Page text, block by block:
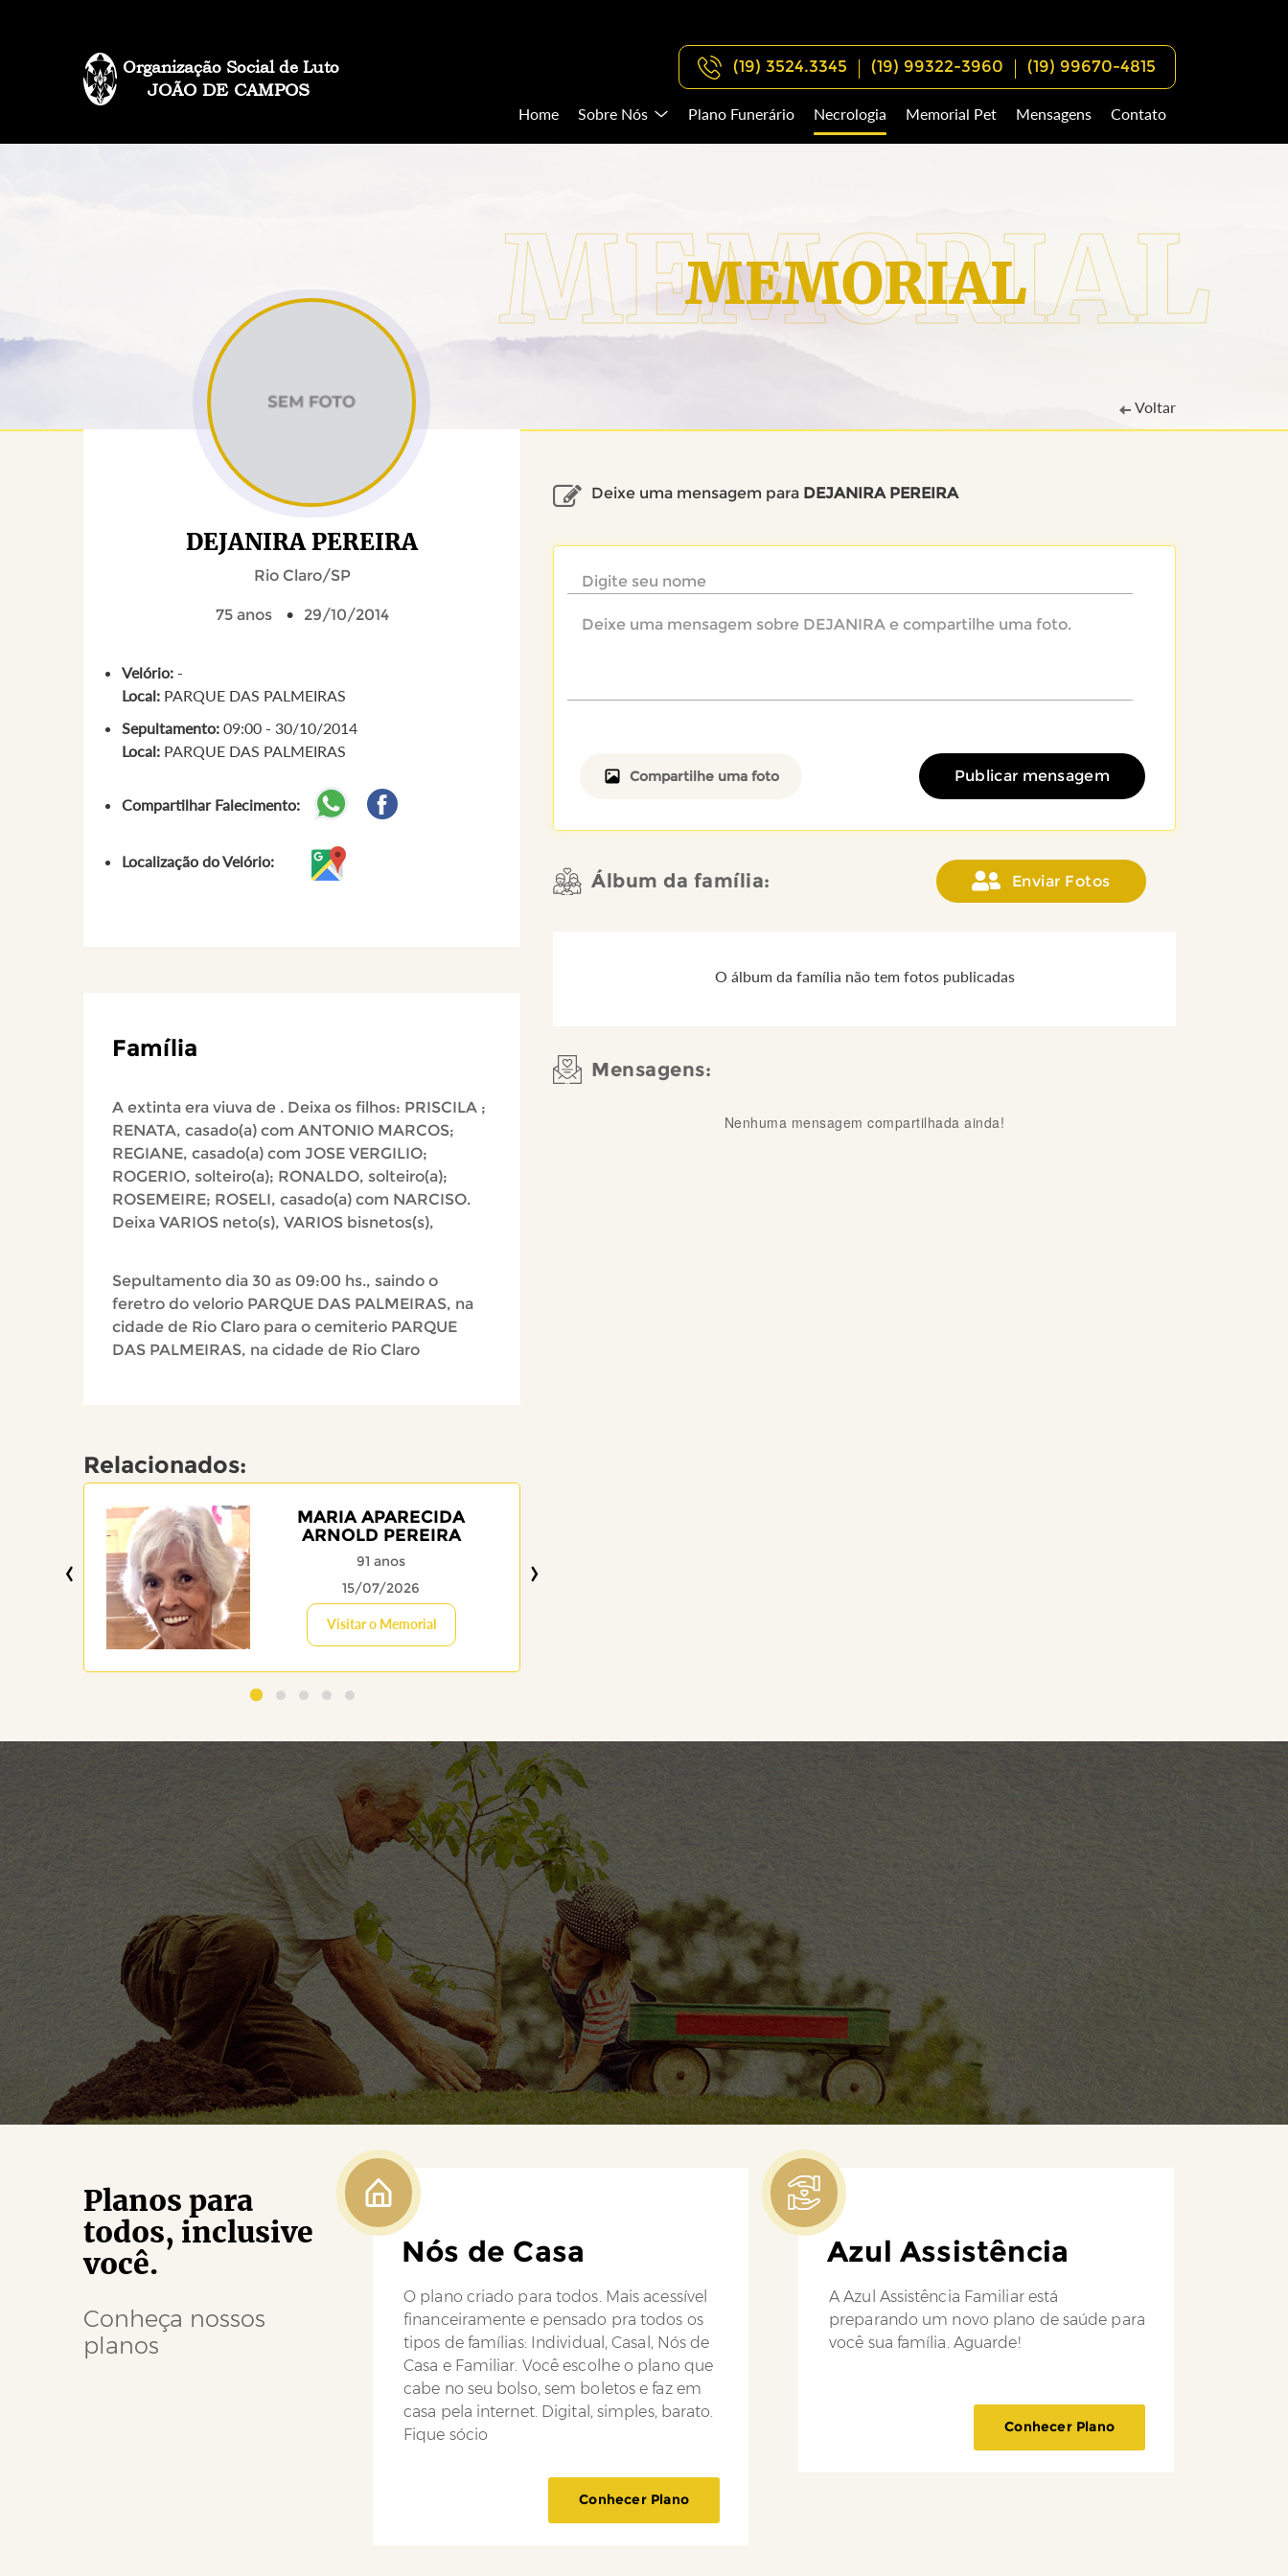
(19) 3524.3345 (19) 99322-3960 (19) 99670-4815
JOÃO DE CAMPOS
Organização Social de Luto
Home Sobre Nós Plano Funerário Necrologia Memorial Pet Mensagens Contato
MEMORIAL
Voltar
DEJANIRA PEREIRA
Rio Claro/SP
75 anos 29/10/2014
Velório: -
Local: PARQUE DAS PALMEIRAS
Sepultamento: 09:00 - 30/10/2014
Local: PARQUE DAS PALMEIRAS
Compartilhar Falecimento:
Localização do Velório:
Família
A extinta era viuva de . Deixa os filhos: PRISCILA ;
RENATA, casado(a) com ANTONIO MARCOS;
REGIANE, casado(a) com JOSE VERGILIO;
ROGERIO, solteiro(a); RONALDO, solteiro(a);
ROSEMEIRE; ROSELI, casado(a) com NARCISO.
Deixa VARIOS neto(s), VARIOS bisnetos(s),
Sepultamento dia 30 as 09:00 hs., saindo o
feretro do velorio PARQUE DAS PALMEIRAS, na
cidade de Rio Claro para o cemiterio PARQUE
DAS PALMEIRAS, na cidade de Rio Claro
Relacionados:
MARIA APARECIDA
ARNOLD PEREIRA
91 anos
15/07/2026
Visitar o Memorial
‹ ›
Deixe uma mensagem para DEJANIRA PEREIRA
Compartilhe uma foto Publicar mensagem
Álbum da família: Enviar Fotos
O álbum da família não tem fotos publicadas
Mensagens:
Nenhuma mensagem compartilhada ainda!
Planos para
todos, inclusive
você.
Conheça nossos
planos
Nós de Casa
O plano criado para todos. Mais acessível
financeiramente e pensado pra todos os
tipos de famílias: Individual, Casal, Nós de
Casa e Familiar. Você escolhe o plano que
cabe no seu bolso, sem boletos e faz em
casa pela internet. Digital, simples, barato.
Fique sócio
Conhecer Plano
Azul Assistência
A Azul Assistência Familiar está
preparando um novo plano de saúde para
você sua família. Aguarde!
Conhecer Plano